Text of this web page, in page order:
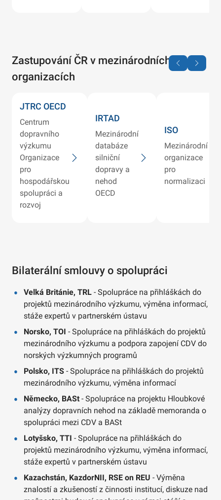
Zastupování ČR v mezinárodních
organizacích
JTRC OECD
Centrum
dopravního
výzkumu
Organizace
pro
hospodářskou
spolupráci a
rozvoj
IRTAD
Mezinárodní
databáze
silniční
dopravy a
nehod
OECD
ISO
Mezinárodní
organizace
pro
normalizaci
Bilaterální smlouvy o spolupráci
Velká Británie, TRL - Spolupráce na přihláškách do
projektů mezinárodního výzkumu, výměna informací,
stáže expertů v partnerském ústavu
Norsko, TOI - Spolupráce na přihláškách do projektů
mezinárodního výzkumu a podpora zapojení CDV do
norských výzkumných programů
Polsko, ITS - Spolupráce na přihláškách do projektů
mezinárodního výzkumu, výměna informací
Německo, BASt - Spolupráce na projektu Hloubkové
analýzy dopravních nehod na základě memoranda o
spolupráci mezi CDV a BASt
Lotyšsko, TTI - Spolupráce na přihláškách do
projektů mezinárodního výzkumu, výměna informací,
stáže expertů v partnerském ústavu
Kazachstán, KazdorNII, RSE on REU - Výměna
znalostí a zkušeností z činnosti institucí, diskuze nad